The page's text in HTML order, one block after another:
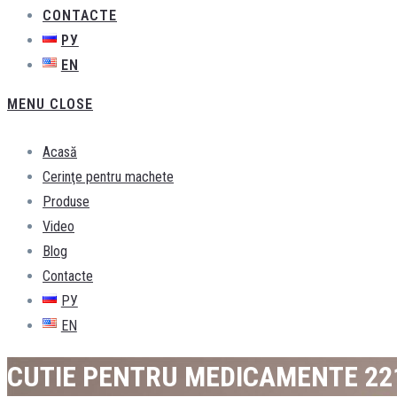
CONTACTE
РУ
EN
MENU CLOSE
Acasă
Cerinţe pentru machete
Produse
Video
Blog
Contacte
РУ
EN
CUTIE PENTRU MEDICAMENTE